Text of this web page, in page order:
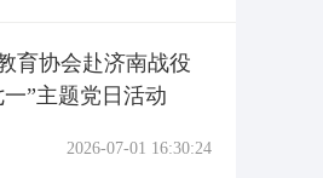
育协会赴济南战役
”主题党日活动
2026-07-01 16:30:24